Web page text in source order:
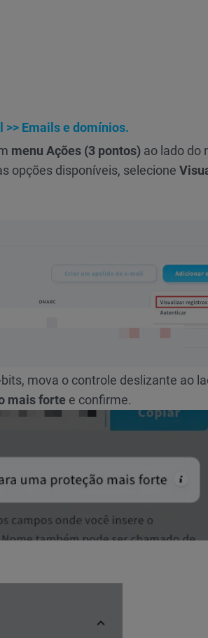
>> Emails e domínios.
menu Ações (3 pontos) ao lado do
opções disponíveis, selecione
mova o controle deslizante ao
mais forte e confirme.